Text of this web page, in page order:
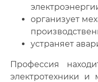
организует
устраняет
Профессия
электротехники